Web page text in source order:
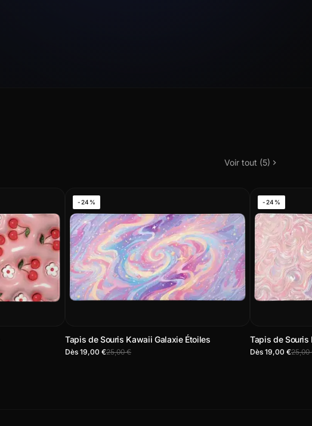
Voir tout (5)
-24%
Tapis de Souris Kawaii Galaxie Étoiles
Dès 19,00 €25,00 €
-24%
Tapis de Souris
Dès 19,00 €25,00